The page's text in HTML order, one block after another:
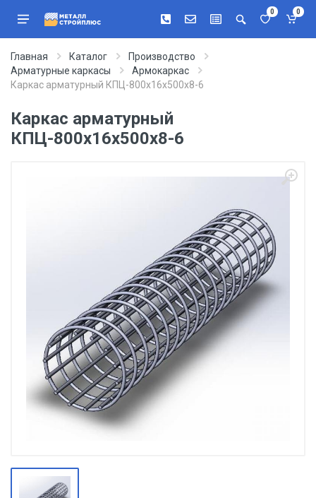
0 0
Главная Каталог
Производство
Арматурные каркасы
Армокаркас
Каркас арматурный КПЦ-800х16х500х8-6
Каркас арматурный
КПЦ-800х16х500х8-6